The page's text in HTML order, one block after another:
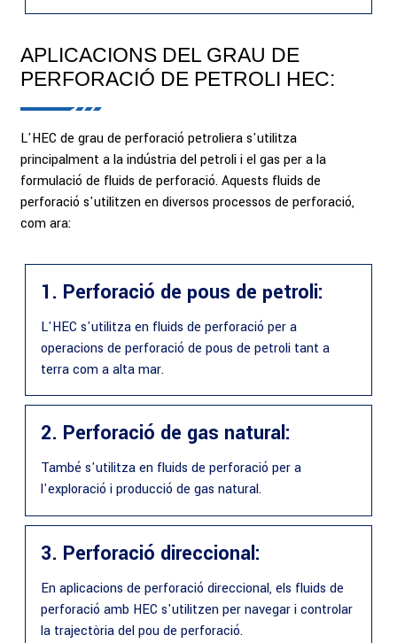
APLICACIONS DEL GRAU DE
PERFORACIÓ DE PETROLI HEC:
L'HEC de grau de perforació petroliera s'utilitza
principalment a la indústria del petroli i el gas per a la
formulació de fluids de perforació. Aquests fluids de
perforació s'utilitzen en diversos processos de perforació,
com ara:
1. Perforació de pous de petroli:
L'HEC s'utilitza en fluids de perforació per a
operacions de perforació de pous de petroli tant a
terra com a alta mar.
2. Perforació de gas natural:
També s'utilitza en fluids de perforació per a
l'exploració i producció de gas natural.
3. Perforació direccional:
En aplicacions de perforació direccional, els fluids de
perforació amb HEC s'utilitzen per navegar i controlar
la trajectòria del pou de perforació.